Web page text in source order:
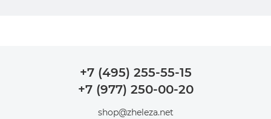
+7 (495) 255-55-15
+7 (977) 250-00-20
shop@zheleza.net